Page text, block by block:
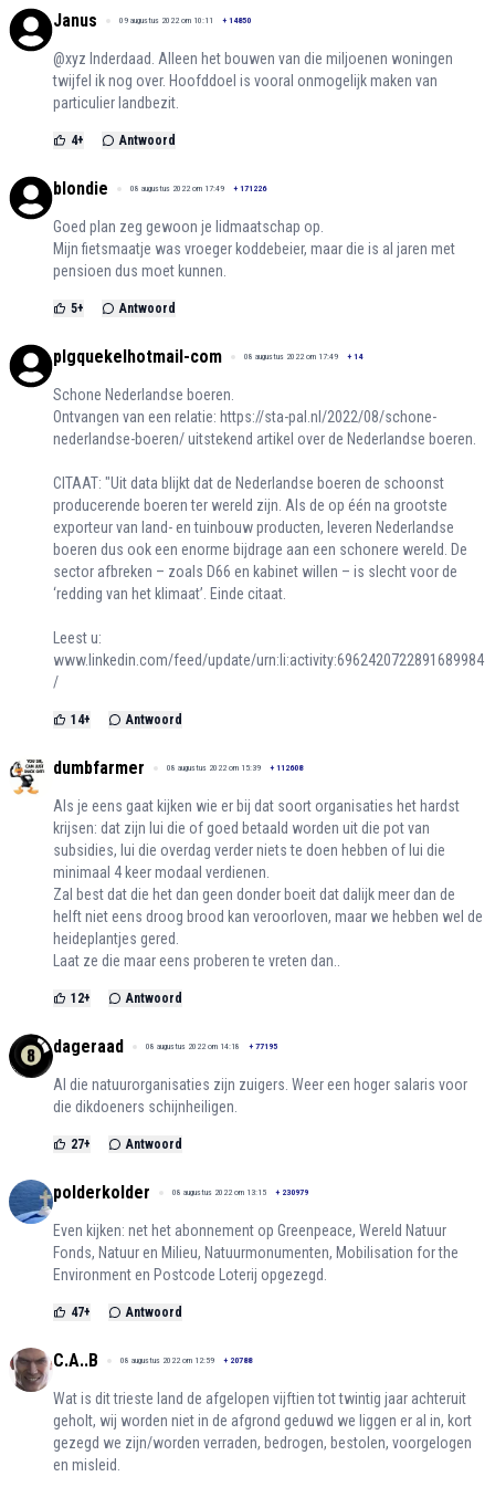
Janus 09 augustus 2022 om 10:11 + 14850
@xyz Inderdaad. Alleen het bouwen van die miljoenen woningen
twijfel ik nog over. Hoofddoel is vooral onmogelijk maken van
particulier landbezit.
4+ Antwoord
blondie 08 augustus 2022 om 17:49 + 171226
Goed plan zeg gewoon je lidmaatschap op.
Mijn fietsmaatje was vroeger koddebeier, maar die is al jaren met
pensioen dus moet kunnen.
5+ Antwoord
plgquekelhotmail-com 08 augustus 2022 om 17:49 + 14
Schone Nederlandse boeren.
Ontvangen van een relatie: https://sta-pal.nl/2022/08/schone-
nederlandse-boeren/uitstekend artikel over de Nederlandse boeren.
CITAAT: "Uit data blijkt dat de Nederlandse boeren de schoonst
producerende boeren ter wereld zijn. Als de op één na grootste
exporteur van land- en tuinbouw producten, leveren Nederlandse
boeren dus ook een enorme bijdrage aan een schonere wereld. De
sector afbreken – zoals D66 en kabinet willen – is slecht voor de
‘redding van het klimaat’. Einde citaat.
Leest u:
www.linkedin.com/feed/update/urn:li:activity:6962420722891689984
/
14+ Antwoord
dumbfarmer 08 augustus 2022 om 15:39 + 112608
Als je eens gaat kijken wie er bij dat soort organisaties het hardst
krijsen: dat zijn lui die of goed betaald worden uit die pot van
subsidies, lui die overdag verder niets te doen hebben of lui die
minimaal 4 keer modaal verdienen.
Zal best dat die het dan geen donder boeit dat dalijk meer dan de
helft niet eens droog brood kan veroorloven, maar we hebben wel de
heideplantjes gered.
Laat ze die maar eens proberen te vreten dan..
12+ Antwoord
dageraad 08 augustus 2022 om 14:18 + 77195
Al die natuurorganisaties zijn zuigers. Weer een hoger salaris voor
die dikdoeners schijnheiligen.
27+ Antwoord
polderkolder 08 augustus 2022 om 13:15 + 230979
Even kijken: net het abonnement op Greenpeace, Wereld Natuur
Fonds, Natuur en Milieu, Natuurmonumenten, Mobilisation for the
Environment en Postcode Loterij opgezegd.
47+ Antwoord
C.A..B 08 augustus 2022 om 12:59 + 20788
Wat is dit trieste land de afgelopen vijftien tot twintig jaar achteruit
geholt, wij worden niet in de afgrond geduwd we liggen er al in, kort
gezegd we zijn/worden verraden, bedrogen, bestolen, voorgelogen
en misleid.